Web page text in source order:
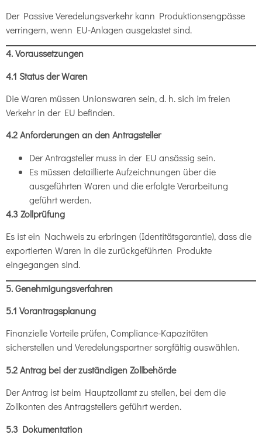
Der Passive Veredelungsverkehr kann Produktionsengpässe
verringern, wenn EU-Anlagen ausgelastet sind.
4. Voraussetzungen
4.1 Status der Waren
Die Waren müssen Unionswaren sein, d. h. sich im freien
Verkehr in der EU befinden.
4.2 Anforderungen an den Antragsteller
Der Antragsteller muss in der EU ansässig sein.
Es müssen detaillierte Aufzeichnungen über die
ausgeführten Waren und die erfolgte Verarbeitung
geführt werden.
4.3 Zollprüfung
Es ist ein Nachweis zu erbringen (Identitätsgarantie), dass die
exportierten Waren in die zurückgeführten Produkte
eingegangen sind.
5. Genehmigungsverfahren
5.1 Vorantragsplanung
Finanzielle Vorteile prüfen, Compliance-Kapazitäten
sicherstellen und Veredelungspartner sorgfältig auswählen.
5.2 Antrag bei der zuständigen Zollbehörde
Der Antrag ist beim Hauptzollamt zu stellen, bei dem die
Zollkonten des Antragstellers geführt werden.
5.3 Dokumentation